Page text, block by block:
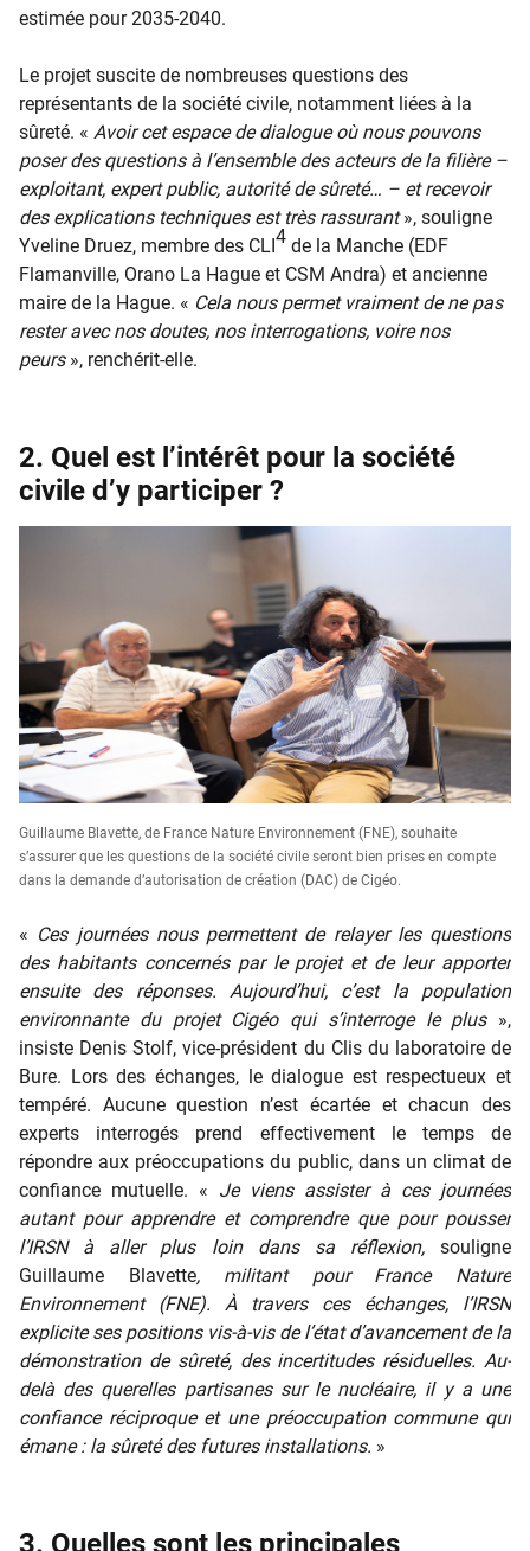
estimée pour 2035-2040.
Le projet suscite de nombreuses questions des
représentants de la société civile, notamment liées à la
sûreté. « Avoir cet espace de dialogue où nous pouvons
poser des questions à l’ensemble des acteurs de la filière –
exploitant, expert public, autorité de sûreté… – et recevoir
des explications techniques est très rassurant», souligne
Yveline Druez, membre des CLI4 de la Manche (EDF
Flamanville, Orano La Hague et CSM Andra) et ancienne
maire de la Hague. « Cela nous permet vraiment de ne pas
rester avec nos doutes, nos interrogations, voire nos
peurs», renchérit-elle.
2. Quel est l’intérêt pour la société
civile d’y participer ?
Guillaume Blavette, de France Nature Environnement (FNE), souhaite
s’assurer que les questions de la société civile seront bien prises en compte
dans la demande d’autorisation de création (DAC) de Cigéo.
« Ces journées nous permettent de relayer les questions
des habitants concernés par le projet et de leur apporter
ensuite des réponses. Aujourd’hui, c’est la population
environnante du projet Cigéo qui s’interroge le plus»,
insiste Denis Stolf, vice-président du Clis du laboratoire de
Bure. Lors des échanges, le dialogue est respectueux et
tempéré. Aucune question n’est écartée et chacun des
experts interrogés prend effectivement le temps de
répondre aux préoccupations du public, dans un climat de
confiance mutuelle. « Je viens assister à ces journées
autant pour apprendre et comprendre que pour pousser
l’IRSN à aller plus loin dans sa réflexion, souligne
Guillaume Blavette, militant pour France Nature
Environnement (FNE). À travers ces échanges, l’IRSN
explicite ses positions vis-à-vis de l’état d’avancement de la
démonstration de sûreté, des incertitudes résiduelles. Au-
delà des querelles partisanes sur le nucléaire, il y a une
confiance réciproque et une préoccupation commune qui
émane : la sûreté des futures installations. »
3. Quelles sont les principales